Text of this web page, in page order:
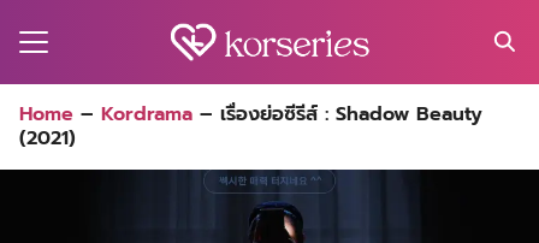
for:
Home – Kordrama – เรื่องย่อซีรีส์ : Shadow Beauty
(2021)